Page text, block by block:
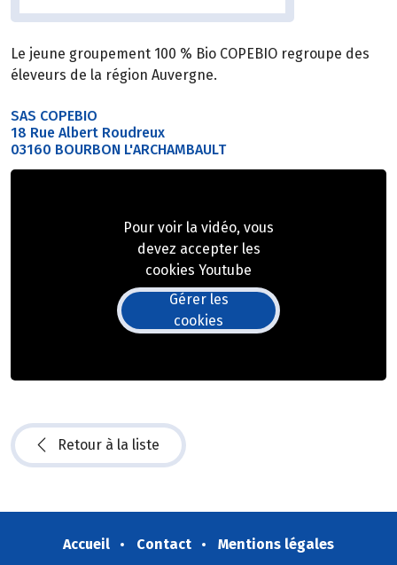
Le jeune groupement 100 % Bio COPEBIO regroupe des
éleveurs de la région Auvergne.
SAS COPEBIO
18 Rue Albert Roudreux
03160 BOURBON L'ARCHAMBAULT
Pour voir la vidéo, vous
devez accepter les
cookies Youtube
Gérer les
cookies
Retour à la liste
Accueil Contact
Mentions légales